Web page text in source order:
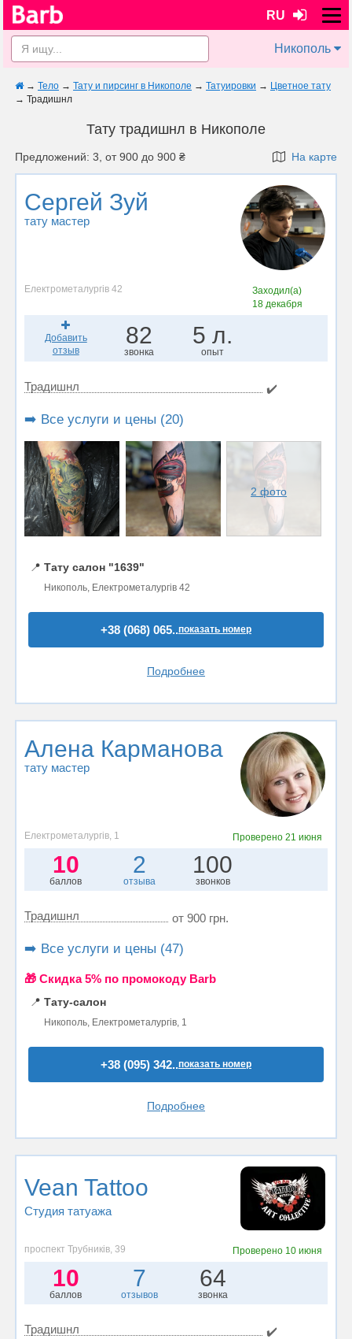
RU
Никополь
→ Тело → Тату и пирсинг в Никополе → Татуировки → Цветное тату
→ Традишнл
Тату традишнл в Никополе
Предложений: 3, от 900 до 900 ₴ На карте
Сергей Зуй
тату мастер
Електрометалургів 42
Заходил(а)
18 декабря
Добавить
отзыв
82
звонка
5 л.
опыт
Традишнл ✔️
➡️ Все услуги и цены (20)
2 фото
📍 Тату салон "1639"
Никополь, Електрометалургів 42
+38 (068) 065..показать номер
Подробнее
Алена Карманова
тату мастер
Електрометалургів, 1 Проверено 21 июня
10
баллов
2
отзыва
100
звонков
Традишнл от 900 грн.
➡️ Все услуги и цены (47)
🎁 Cкидка 5% по промокоду Barb
📍 Тату-салон
Никополь, Електрометалургів, 1
+38 (095) 342..показать номер
Подробнее
Vean Tattoo
Студия татуажа
проспект Трубників, 39 Проверено 10 июня
10
баллов
7
отзывов
64
звонка
Традишнл ✔️